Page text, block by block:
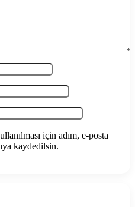
için adım, e-posta
kaydedilsin.